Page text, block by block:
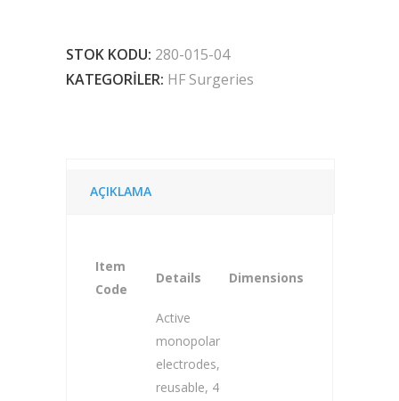
STOK KODU: 280-015-04
KATEGORILER: HF Surgeries
AÇIKLAMA
Item
Code
Details Dimensions
Active
monopolar
electrodes,
reusable, 4